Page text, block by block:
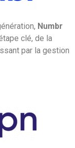
Numbr
clé, de la
par la gestion